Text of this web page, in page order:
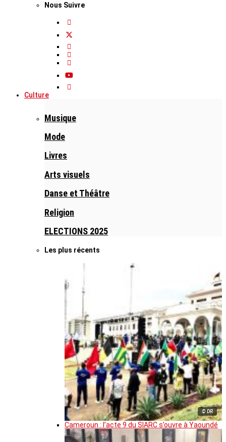
Nous Suivre
Culture
Musique
Mode
Livres
Arts visuels
Danse et Théâtre
Religion
ELECTIONS 2025
Les plus récents
© DR
Cameroun : l’acte 9 du SIARC s’ouvre à Yaoundé